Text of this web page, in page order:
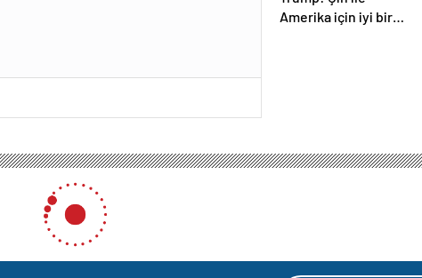
Amerika için iyi bir